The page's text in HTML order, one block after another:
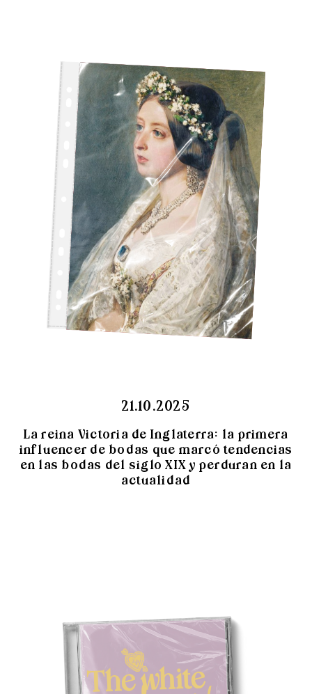
21.10.2025
La reina Victoria de Inglaterra: la primera
influencer de bodas que marcó tendencias
en las bodas del siglo XIX y perduran en la
actualidad